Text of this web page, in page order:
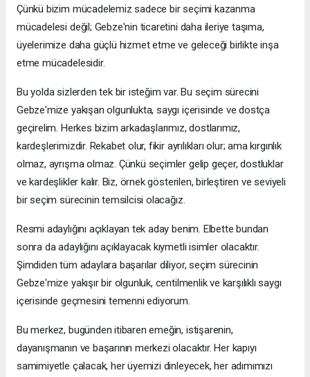
Çünkü bizim mücadelemiz sadece bir seçimi kazanma
mücadelesi değil; Gebze'nin ticaretini daha ileriye taşıma,
üyelerimize daha güçlü hizmet etme ve geleceği birlikte inşa
etme mücadelesidir.
Bu yolda sizlerden tek bir isteğim var. Bu seçim sürecini
Gebze'mize yakışan olgunlukta, saygı içerisinde ve dostça
geçirelim. Herkes bizim arkadaşlarımız, dostlarımız,
kardeşlerimizdir. Rekabet olur, fikir ayrılıkları olur; ama kırgınlık
olmaz, ayrışma olmaz. Çünkü seçimler gelip geçer, dostluklar
ve kardeşlikler kalır. Biz, örnek gösterilen, birleştiren ve seviyeli
bir seçim sürecinin temsilcisi olacağız.
Resmi adaylığını açıklayan tek aday benim. Elbette bundan
sonra da adaylığını açıklayacak kıymetli isimler olacaktır.
Şimdiden tüm adaylara başarılar diliyor, seçim sürecinin
Gebze'mize yakışır bir olgunluk, centilmenlik ve karşılıklı saygı
içerisinde geçmesini temenni ediyorum.
Bu merkez, bugünden itibaren emeğin, istişarenin,
dayanışmanın ve başarının merkezi olacaktır. Her kapıyı
samimiyetle çalacak, her üyemizi dinleyecek, her adımımızı